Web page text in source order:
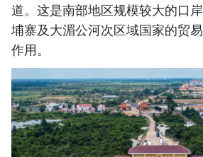
道。这是南部地区规模较大的口
埔寨及大湄公河次区域国家的贸
作用。